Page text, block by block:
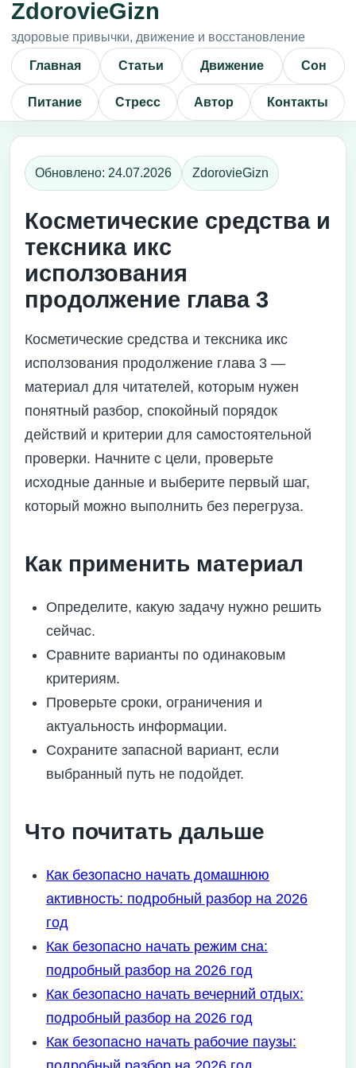
ZdorovieGizn
здоровые привычки, движение и восстановление
Главная Статьи Движение Сон
Питание Стресс Автор Контакты
Обновлено: 24.07.2026 ZdorovieGizn
Косметические средства и
тексника икс
исползования
продолжение глава 3
Косметические средства и тексника икс
исползования продолжение глава 3 —
материал для читателей, которым нужен
понятный разбор, спокойный порядок
действий и критерии для самостоятельной
проверки. Начните с цели, проверьте
исходные данные и выберите первый шаг,
который можно выполнить без перегруза.
Как применить материал
Определите, какую задачу нужно решить
сейчас.
Сравните варианты по одинаковым
критериям.
Проверьте сроки, ограничения и
актуальность информации.
Сохраните запасной вариант, если
выбранный путь не подойдет.
Что почитать дальше
Как безопасно начать домашнюю
активность: подробный разбор на 2026
год
Как безопасно начать режим сна:
подробный разбор на 2026 год
Как безопасно начать вечерний отдых:
подробный разбор на 2026 год
Как безопасно начать рабочие паузы: